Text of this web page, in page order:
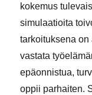
kokemus
simulaatioita
tarkoituksena
vastata
epäonnistua,
oppii parhaiten.